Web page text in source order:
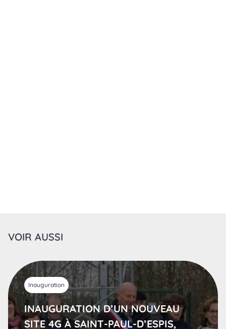
VOIR AUSSI
Inauguration
INAUGURATION D’UN NOUVEAU
SITE 4G À SAINT-PAUL-D’ESPIS,